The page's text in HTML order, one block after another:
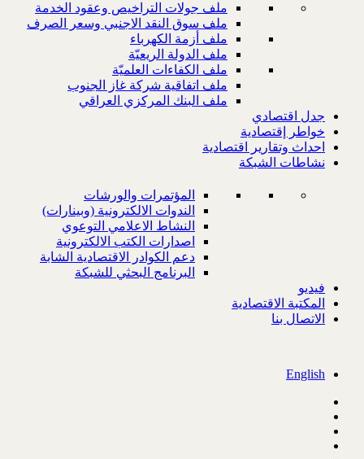
ملف جولات التراخيص وعقود الخدمة
ملف سوق النقد الاجنبي وسعر الصرف
ملف أزمة الكهرباء
ملف الدولة الريعيّة
ملف الكفاءات العلميّة
ملف اتفاقية شركة غاز الجنوب
ملف البنك المركزي العراقي
جدل اقتصادي
خواطر إقتصادية
احداث وتقارير اقتصادية
نشاطات الشبكة
المؤتمرات والورشات
الندوات الالكترونية (وبينارات)
النشاط الاعلامي التوعوي
اصدارات الكتب الالكترونية
دعم الكوادر الاقتصادية الشابة
البرنامج البحثي للشبكة
فيديو
المكتبة الاقتصادية
الاتصال بنا
English